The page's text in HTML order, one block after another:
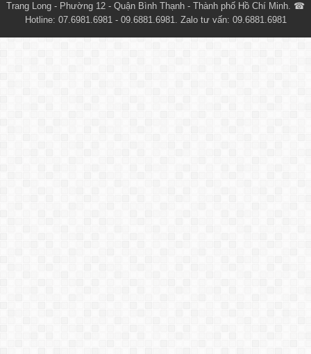
Trang Long - Phường 12 - Quận Bình Thạnh - Thành phố Hồ Chí Minh. ☎
Hotline: 07.6981.6981 - 09.6881.6981. Zalo tư vấn: 09.6881.6981